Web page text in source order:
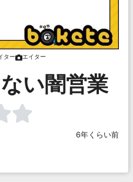
ター エイター
い闇営業
6年くらい前